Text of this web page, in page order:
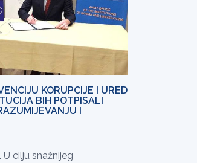
KORUPCIJE I URED
BIH POTPISALI
I
U cilju snažnijeg